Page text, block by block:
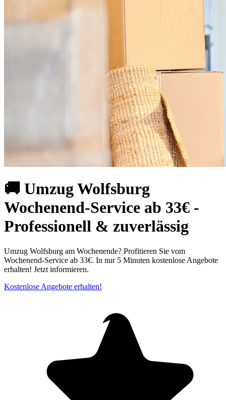
🚚 Umzug Wolfsburg
Wochenend-Service ab 33€ -
Professionell & zuverlässig
Umzug Wolfsburg am Wochenende? Profitieren Sie vom
Wochenend-Service ab 33€. In nur 5 Minuten kostenlose Angebote
erhalten! Jetzt informieren.
Kostenlose Angebote erhalten!